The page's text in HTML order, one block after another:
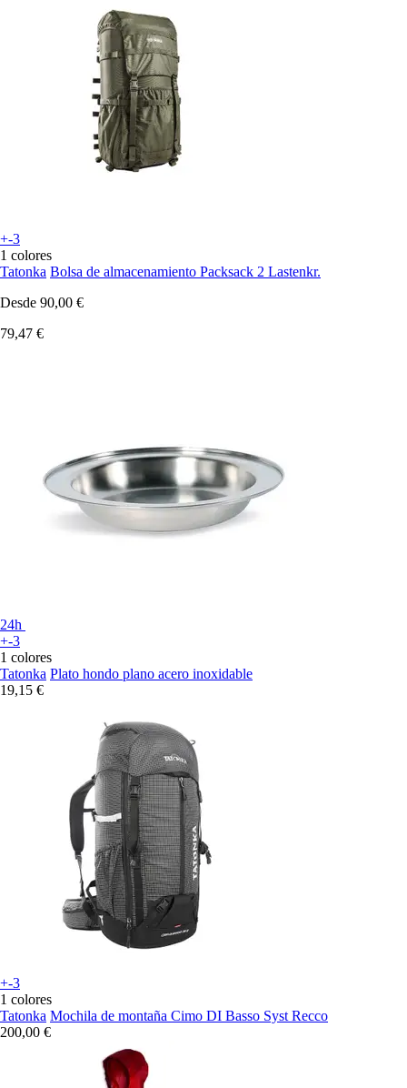
+-3
1 colores
Tatonka Bolsa de almacenamiento Packsack 2 Lastenkr.
Desde 90,00 €
79,47 €
24h
+-3
1 colores
Tatonka Plato hondo plano acero inoxidable
19,15 €
+-3
1 colores
Tatonka Mochila de montaña Cimo DI Basso Syst Recco
200,00 €